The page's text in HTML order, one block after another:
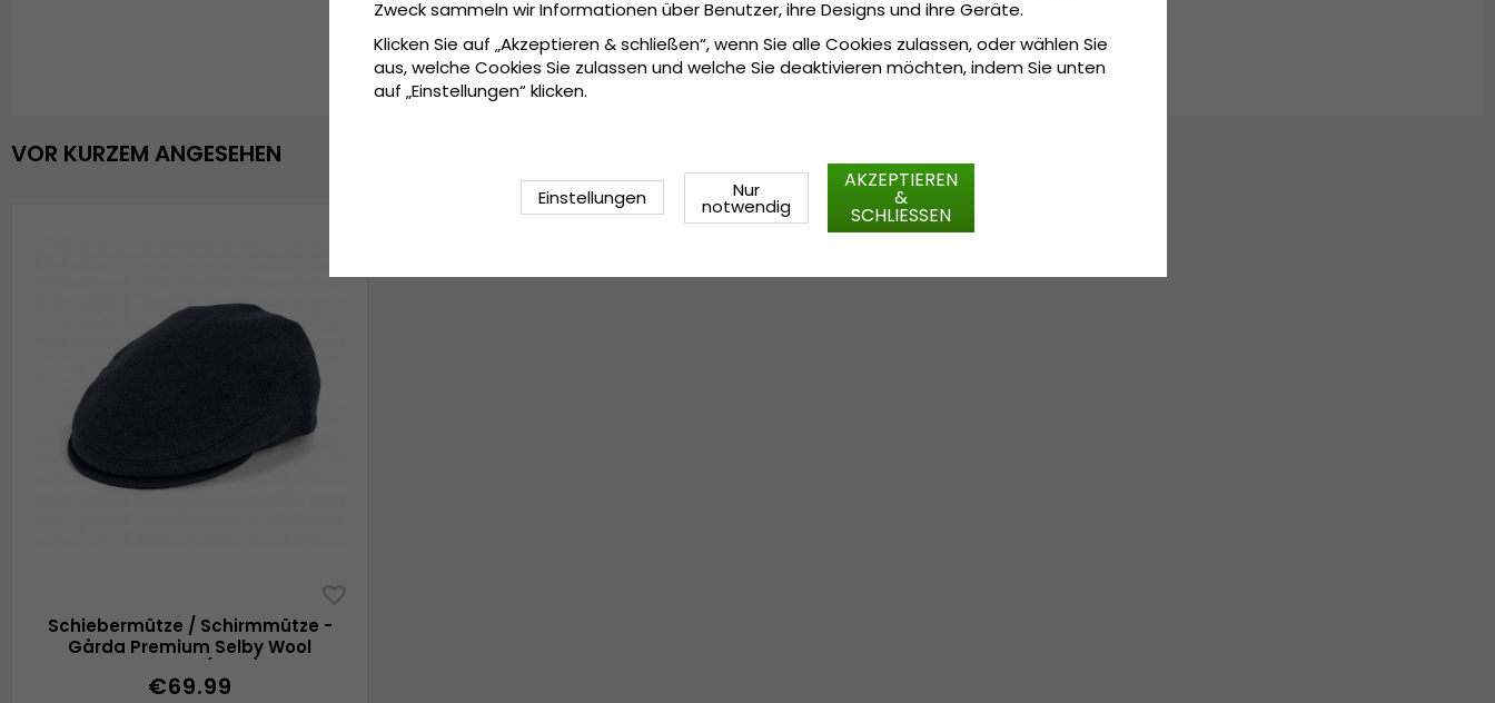
VOR KURZEM ANGESEHEN
Schiebermütze / Schirmmütze -
Gårda Premium Selby Wool
€69.99
Zweck sammeln wir Informationen über Benutzer, ihre Designs und ihre Geräte.
Klicken Sie auf „Akzeptieren & schließen“, wenn Sie alle Cookies zulassen, oder wählen Sie
aus, welche Cookies Sie zulassen und welche Sie deaktivieren möchten, indem Sie unten
auf „Einstellungen“ klicken.
Einstellungen Nur
notwendig
AKZEPTIEREN
&
SCHLIESSEN